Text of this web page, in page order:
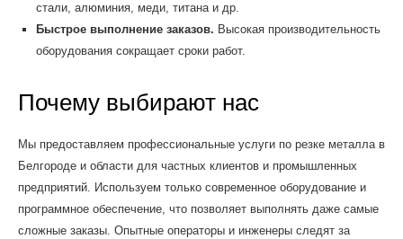
стали, алюминия, меди, титана и др.
Быстрое выполнение заказов. Высокая производительность
оборудования сокращает сроки работ.
Почему выбирают нас
Мы предоставляем профессиональные услуги по резке металла в
Белгороде и области для частных клиентов и промышленных
предприятий. Используем только современное оборудование и
программное обеспечение, что позволяет выполнять даже самые
сложные заказы. Опытные операторы и инженеры следят за